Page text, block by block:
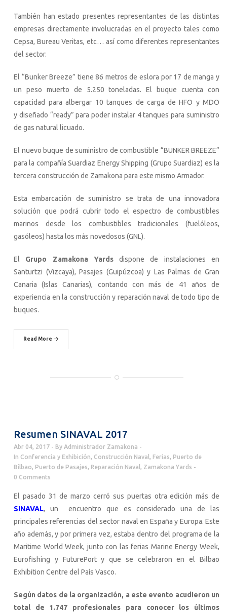
También han estado presentes representantes de las distintas
empresas directamente involucradas en el proyecto tales como
Cepsa, Bureau Veritas, etc… así como diferentes representantes
del sector.
El “Bunker Breeze” tiene 86 metros de eslora por 17 de manga y
un peso muerto de 5.250 toneladas. El buque cuenta con
capacidad para albergar 10 tanques de carga de HFO y MDO
y diseñado “ready” para poder instalar 4 tanques para suministro
de gas natural licuado.
El nuevo buque de suministro de combustible “BUNKER BREEZE”
para la compañía Suardiaz Energy Shipping (Grupo Suardiaz) es la
tercera construcción de Zamakona para este mismo Armador.
Esta embarcación de suministro se trata de una innovadora
solución que podrá cubrir todo el espectro de combustibles
marinos desde los combustibles tradicionales (fuelóleos,
gasóleos) hasta los más novedosos (GNL).
El Grupo Zamakona Yardsdispone de instalaciones en
Santurtzi (Vizcaya), Pasajes (Guipúzcoa) y Las Palmas de Gran
Canaria (Islas Canarias), contando con más de 41 años de
experiencia en la construcción y reparación naval de todo tipo de
buques.
Read More
Resumen SINAVAL 2017
Abr 04, 2017 By Administrador Zamakona
In Conferencia y Exhibición, Construcción Naval, Ferias, Puerto de
Bilbao, Puerto de Pasajes, Reparación Naval, Zamakona Yards
0 Comments
El pasado 31 de marzo cerró sus puertas otra edición más de
SINAVAL, un encuentro que es considerado una de las
principales referencias del sector naval en España y Europa. Este
año además, y por primera vez, estaba dentro del programa de la
Maritime World Week, junto con las ferias Marine Energy Week,
Eurofishing y FuturePort y que se celebraron en el Bilbao
Exhibition Centre del País Vasco.
Según datos de la organización, a este evento acudieron un
total de 1.747 profesionales para conocer los últimos